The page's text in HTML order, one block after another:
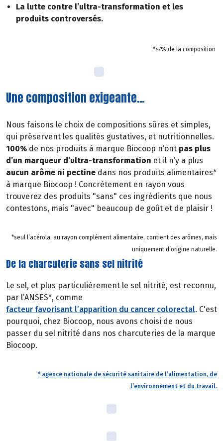
La lutte contre l’ultra-transformation et les
produits controversés.
*>7% de la composition
Une composition exigeante…
Nous faisons le choix de compositions sûres et simples,
qui préservent les qualités gustatives, et nutritionnelles.
100% de nos produits à marque Biocoop n’ont pas plus
d’un marqueur d’ultra-transformation et il n’y a plus
aucun arôme ni pectine dans nos produits alimentaires*
à marque Biocoop ! Concrètement en rayon vous
trouverez des produits "sans" ces ingrédients que nous
contestons, mais "avec" beaucoup de goût et de plaisir !
*seul l’acérola, au rayon complément alimentaire, contient des arômes, mais
uniquement d’origine naturelle.
De la charcuterie sans sel nitrité
Le sel, et plus particulièrement le sel nitrité, est reconnu,
par l’ANSES*, comme
facteur favorisant l’apparition du cancer colorectal. C'est
pourquoi, chez Biocoop, nous avons choisi de nous
passer du sel nitrité dans nos charcuteries de la marque
Biocoop.
* agence nationale de sécurité sanitaire de l’alimentation, de
l’environnement et du travail.